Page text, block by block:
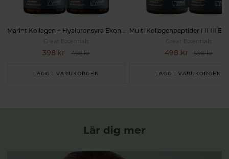
Marint Kollagen + Hyaluronsyra Ekonomipack 2x120k
Great Essentials
398 kr 498 kr
LÄGG I VARUKORGEN
Great Essentials
498 kr 598 kr
LÄGG I VARUKORGEN
Lär dig mer